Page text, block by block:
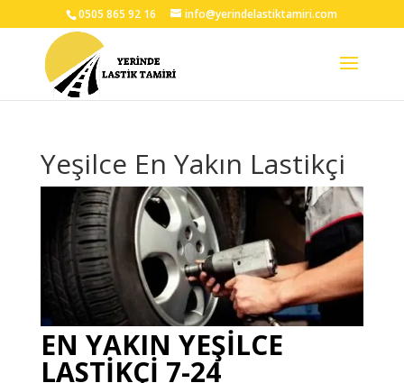
0505 865 92 16 info@yerindelastiktamiri.com
Yeşilce En Yakın Lastikçi
EN YAKIN YEŞİLCE
LASTİKÇİ 7-24